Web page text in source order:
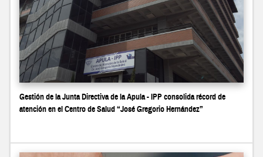
Gestión de la Junta Directiva de la Apula - IPP consolida récord de
atención en el Centro de Salud “José Gregorio Hernández”